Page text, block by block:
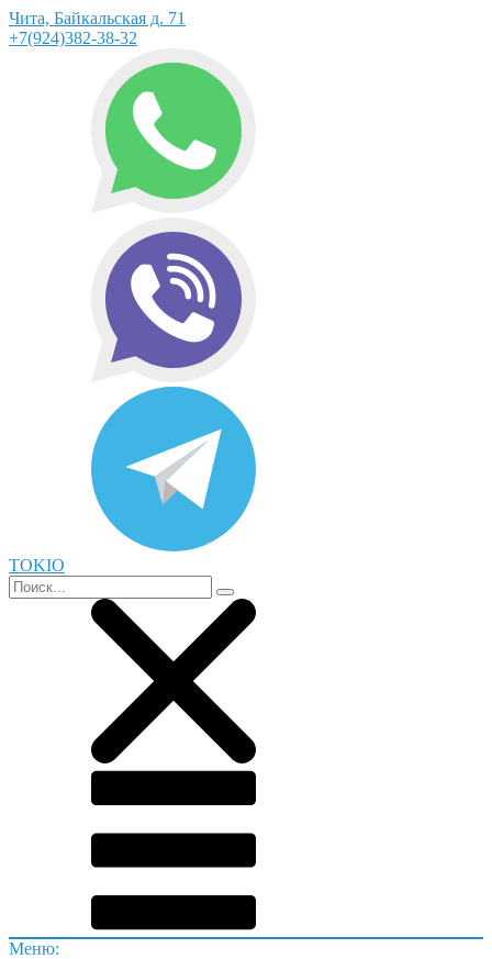
Чита, Байкальская д. 71
+7(924)382-38-32
TOKIO
Меню: